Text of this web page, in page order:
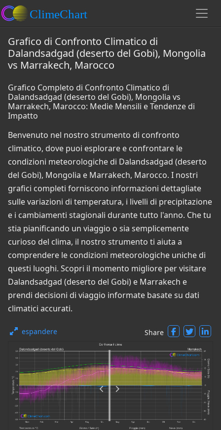
Grafico di Confronto Climatico di
Dalandsadgad (deserto del Gobi), Mongolia
vs Marrakech, Marocco
Grafico Completo di Confronto Climatico di
Dalandsadgad (deserto del Gobi), Mongolia vs
Marrakech, Marocco: Medie Mensili e Tendenze di
Impatto
Benvenuto nel nostro strumento di confronto
climatico, dove puoi esplorare e confrontare le
condizioni meteorologiche di Dalandsadgad (deserto
del Gobi), Mongolia e Marrakech, Marocco. I nostri
grafici completi forniscono informazioni dettagliate
sulle variazioni di temperatura, i livelli di precipitazione
e i cambiamenti stagionali durante tutto l'anno. Che tu
stia pianificando un viaggio o sia semplicemente
curioso del clima, il nostro strumento ti aiuta a
comprendere le condizioni meteorologiche uniche di
questi luoghi. Scopri il momento migliore per visitare
Dalandsadgad (deserto del Gobi) e Marrakech e
prendi decisioni di viaggio informate basate su dati
climatici accurati.
espandere Share